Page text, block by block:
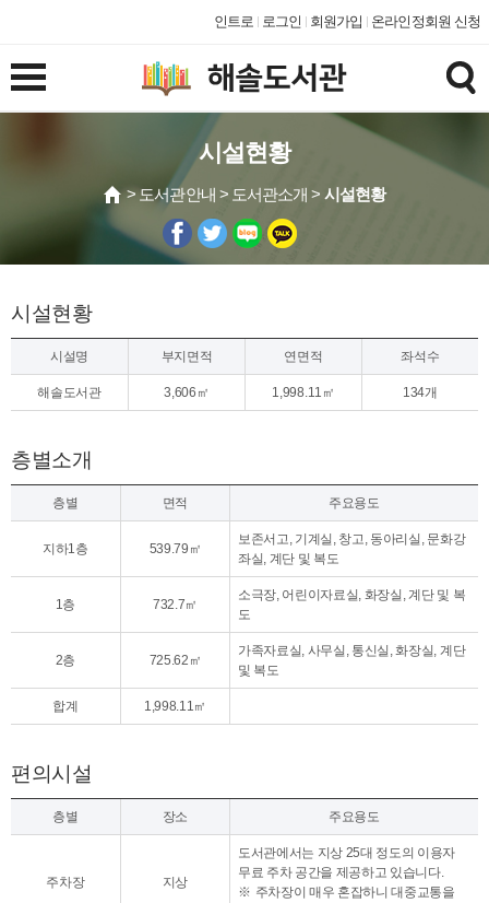
인트로 로그인 회원가입 온라인정회원 신청
시설현황
> 도서관안내 > 도서관소개 > 시설현황
시설현황
시설명 부지면적 연면적 좌석수
해솔도서관 3,606㎡ 1,998.11㎡ 134개
층별소개
층별 면적 주요용도
지하1층 539.79㎡
보존서고, 기계실, 창고, 동아리실, 문화강
좌실, 계단 및 복도
1층 732.7㎡
소극장, 어린이자료실, 화장실, 계단 및 복
도
2층 725.62㎡
가족자료실, 사무실, 통신실, 화장실, 계단
및 복도
합계 1,998.11㎡
편의시설
층별 장소 주요용도
주차장 지상
도서관에서는 지상 25대 정도의 이용자
무료 주차 공간을 제공하고 있습니다.
주차장이 매우 혼잡하니 대중교통을